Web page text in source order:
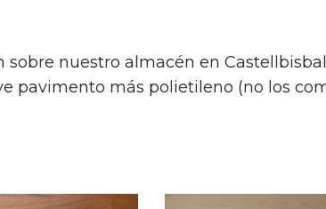
sobre nuestro almacén en
pavimento más polietileno (no los